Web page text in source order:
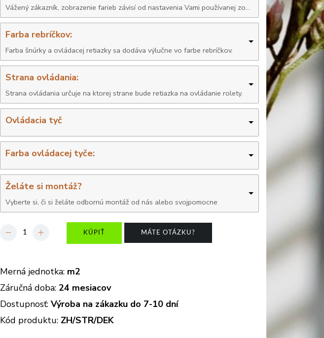
Farba rebríčkov:
Farba šnúrky a ovládacej retiazky sa dodáva výlučne vo farbe rebríčkov.
Strana ovládania:
Strana ovládania určuje na ktorej strane bude retiazka na ovládanie rolety.
Ovládacia tyč
Farba ovládacej tyče:
Želáte si montáž?
Vyberte si, či si želáte odbornú montáž od nás alebo svojpomocne
- + KÚPIŤ MÁTE OTÁZKU?
Merná jednotka: m2
Záručná doba: 24 mesiacov
Dostupnosť: Výroba na zákazku do 7-10 dní
Kód produktu: ZH/STR/DEK